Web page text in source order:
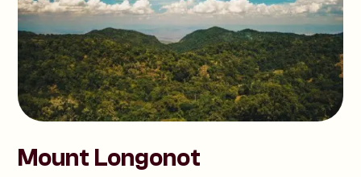
Mount Longonot